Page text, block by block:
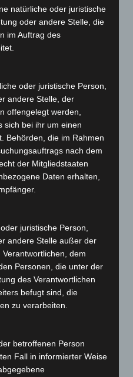
natürliche oder juristische
oder andere Stelle, die
im Auftrag des
oder juristische Person,
andere Stelle, der
offengelegt werden,
sich bei ihr um einen
Behörden, die im Rahmen
nach dem
der Mitgliedstaaten
Daten erhalten,
juristische Person,
andere Stelle außer der
dem
Personen, die unter der
des Verantwortlichen
befugt sind, die
zu verarbeiten.
betroffenen Person
Fall in informierter Weise